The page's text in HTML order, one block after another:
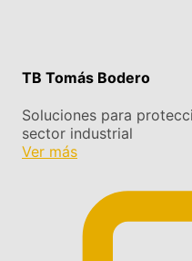
TB Tomás Bodero
Soluciones para
sector industrial
Ver más